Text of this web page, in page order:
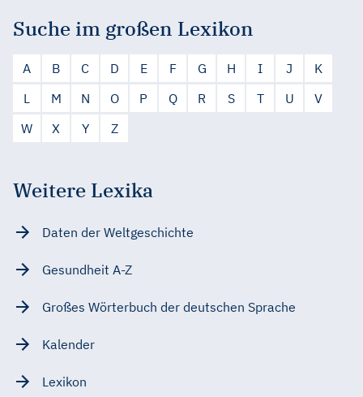
Suche im großen Lexikon
A B C D E F G H I J
K
L
M N O P Q R S T U
V
W
X Y Z
Weitere Lexika
Daten der Weltgeschichte
Gesundheit A-Z
Großes Wörterbuch der deutschen Sprache
Kalender
Lexikon